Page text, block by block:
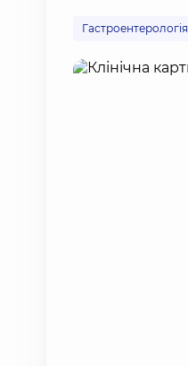
Гастроентерологія